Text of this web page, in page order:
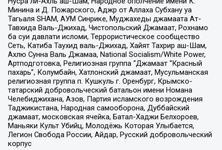
Минина и Д. Пожарского, Аджр от Аллаха Субхану уа
Тагьаля SHAM, АУМ Синрике, Муджахеды джамаата Ат-
Тавхида Валь-Джихад, Чистопольский Джамаат, Рохнамо
ба суи давлати исломи, Террористическое сообщество
Сеть, Катиба Таухид валь-Джихад, Хайят Тахрир аш-Шам,
Ахлю Сунна Валь Джамаа, National Socialism/White Power,
Артподготовка, Религиозная группа “Джамаат “Красный
пахарь”, Колумбайн, Хатлонский джамаат, Мусульманская
религиозная группа п. Кушкуль г. Оренбург, Крымско-
татарский добровольческий батальон имени Номана
Челебиджихана, Азов, Партия исламского возрождения
Таджикистана, Народная самооборона, Дуббайский
джамаат, московская ячейка, Батал-Хаджи Белхороев,
Маньяки Культ Убийц, Молодёжь Которая Улыбается,
Легион Свобода России, Айдар, Русский добровольческий
корпус